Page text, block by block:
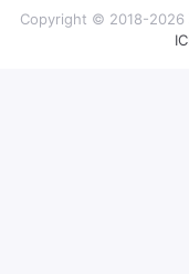
Copyright © 2018-2026